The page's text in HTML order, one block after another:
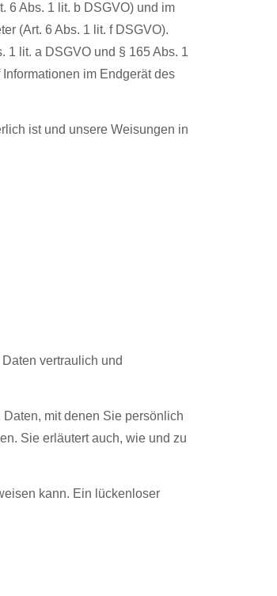
6 Abs. 1 lit. b DSGVO) und im
(Art. 6 Abs. 1 lit. f DSGVO).
1 lit. a DSGVO und § 165 Abs. 1
im Endgerät des
ist und unsere Weisungen in
vertraulich und
mit denen Sie persönlich
Sie erläutert auch, wie und zu
kann. Ein lückenloser